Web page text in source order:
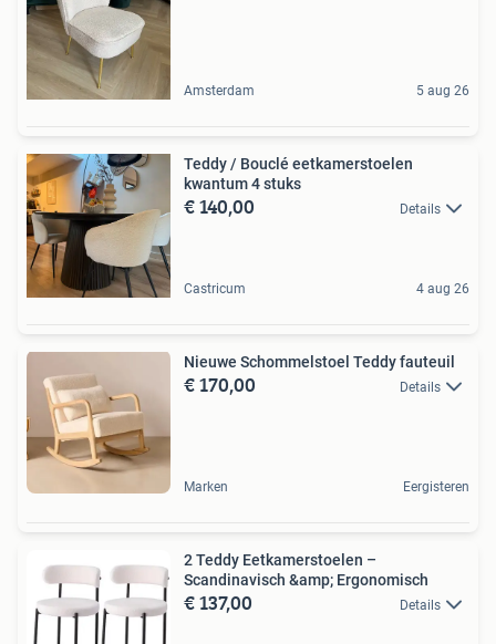
Amsterdam 5 aug 26
Teddy / Bouclé eetkamerstoelen
kwantum 4 stuks
€ 140,00 Details
Castricum 4 aug 26
Nieuwe Schommelstoel Teddy fauteuil
€ 170,00 Details
Marken Eergisteren
2 Teddy Eetkamerstoelen –
Scandinavisch &amp; Ergonomisch
€ 137,00 Details